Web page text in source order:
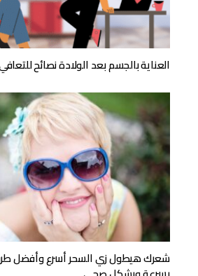
العناية بالجسم بعد الولادة نصائح
شعرك هيطول زي السحر أسرع وأفضل